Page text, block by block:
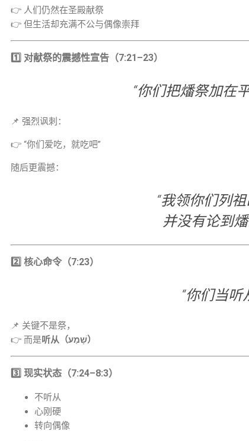
👉 人们仍然在圣殿献祭
👉 但生活却充满不公与偶像崇拜
1️⃣ 对献祭的震撼性宣告（7:21–23）
“你们把燔祭加在
📌 强烈讽刺：
👉 “你们爱吃，就吃吧”
随后更震撼：
“我领你们列
并没有论到
2️⃣ 核心命令（7:23）
“你们当听
📌 关键不是祭，
👉 而是
听从（שָׁמַע）
3️⃣ 现实状态（7:24–8:3）
不听从
心刚硬
转向偶像